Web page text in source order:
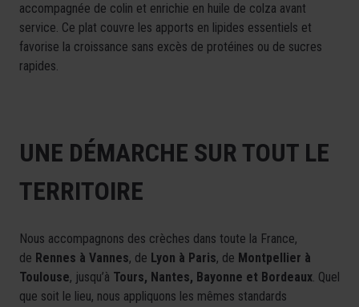
accompagnée de colin et enrichie en huile de colza avant
service. Ce plat couvre les apports en lipides essentiels et
favorise la croissance sans excès de protéines ou de sucres
rapides.
UNE DÉMARCHE SUR TOUT LE
TERRITOIRE
Nous accompagnons des crèches dans toute la France,
de Rennes à Vannes, de Lyon à Paris, de Montpellier à
Toulouse, jusqu’à Tours, Nantes, Bayonne et Bordeaux. Quel
que soit le lieu, nous appliquons les mêmes standards